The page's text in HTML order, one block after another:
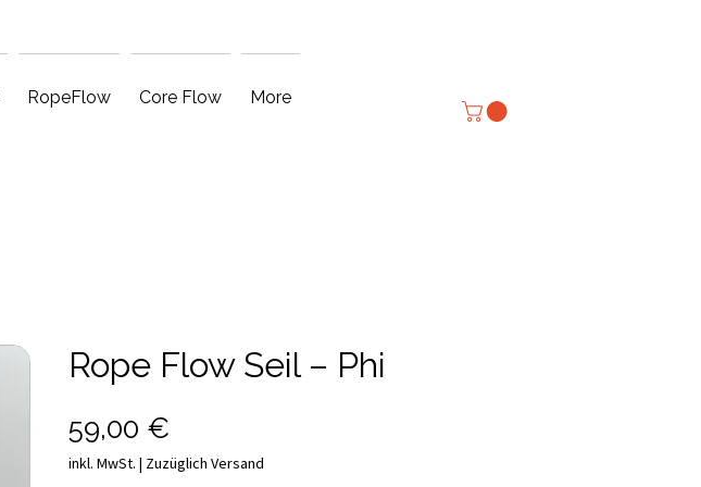
RopeFlow Core Flow More
Rope Flow Seil – Phi
59,00 €
inkl. MwSt. | Zuzüglich Versand